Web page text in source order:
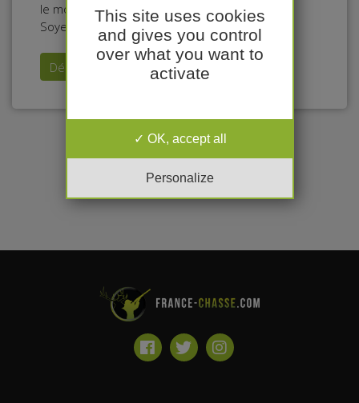
le moment.
Soyez le premier à déposer une annonce !
Déposer mon annonce
This site uses cookies
and gives you control
over what you want to
activate
OK, accept all
Personalize